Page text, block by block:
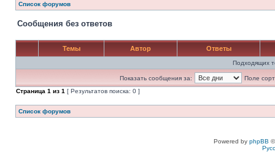
Список форумов
Сообщения без ответов
Темы Автор Ответы
Подходящих
Показать сообщения за:
Поле
Страница 1 из 1 [ Результатов поиска: 0 ]
Список форумов
Powered by phpBB